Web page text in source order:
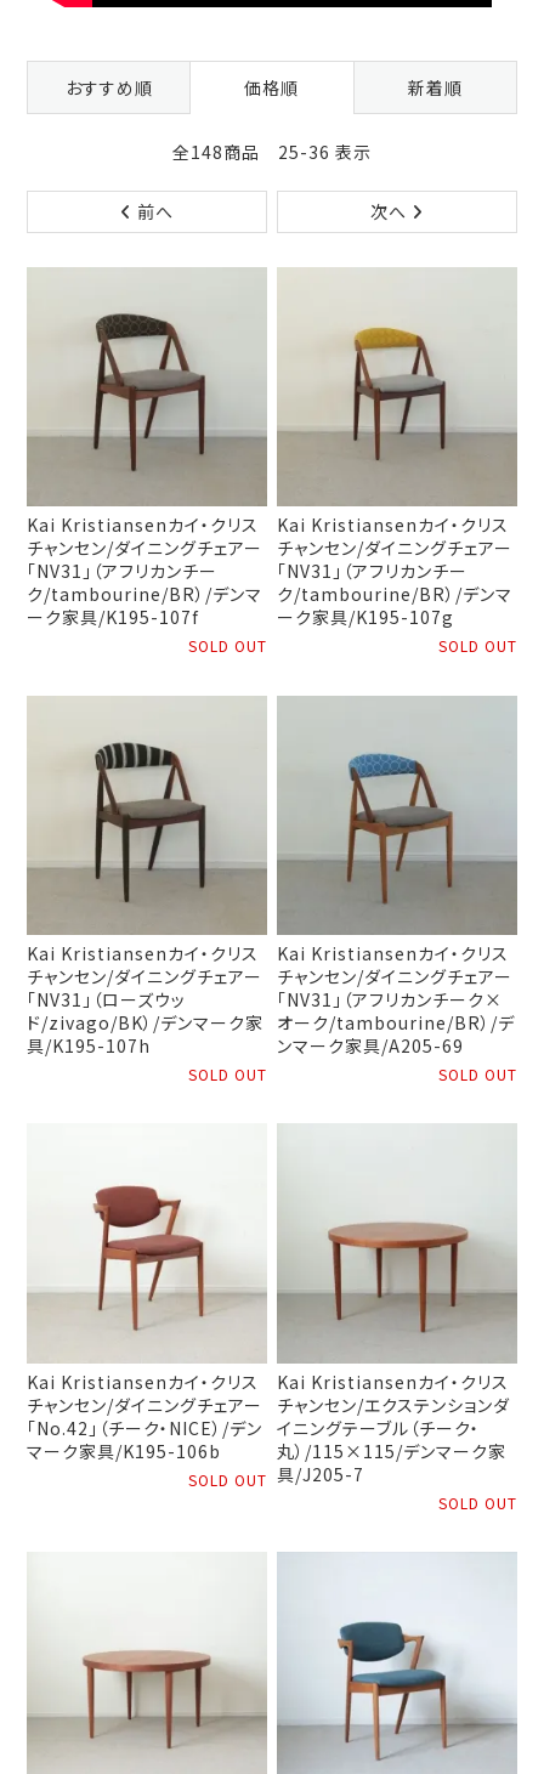
おすすめ順 価格順 新着順
全148商品 25-36 表示
前へ 次へ
Kai Kristiansenカイ・クリス
チャンセン/ダイニングチェアー
「NV31」（アフリカンチー
ク/tambourine/BR）/デンマ
ーク家具/K195-107f
SOLD OUT
Kai Kristiansenカイ・クリス
チャンセン/ダイニングチェアー
「NV31」（アフリカンチー
ク/tambourine/BR）/デンマ
ーク家具/K195-107g
SOLD OUT
Kai Kristiansenカイ・クリス
チャンセン/ダイニングチェアー
「NV31」（ローズウッ
ド/zivago/BK）/デンマーク家
具/K195-107h
SOLD OUT
Kai Kristiansenカイ・クリス
チャンセン/ダイニングチェアー
「NV31」（アフリカンチーク×
オーク/tambourine/BR）/デ
ンマーク家具/A205-69
SOLD OUT
Kai Kristiansenカイ・クリス
チャンセン/ダイニングチェアー
「No.42」（チーク・NICE）/デン
マーク家具/K195-106b
SOLD OUT
Kai Kristiansenカイ・クリス
チャンセン/エクステンションダ
イニングテーブル（チーク・
丸）/115×115/デンマーク家
具/J205-7
SOLD OUT